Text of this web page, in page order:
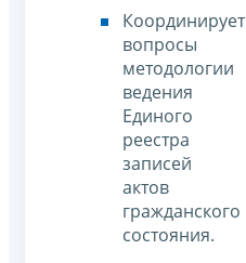
Координирует
вопросы
методологии
ведения
Единого
реестра
записей
актов
гражданского
состояния.